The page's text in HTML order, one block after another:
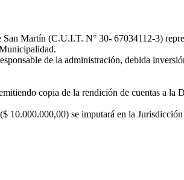
Martín (C.U.I.T. N° 30- 67034112-3)
de la administración, debida
copia de la rendición de cuentas a la
10.000.000,00) se imputará en la